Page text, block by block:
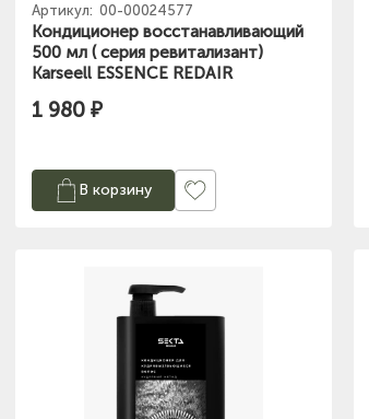
Артикул: 00-00024577
Кондиционер восстанавливающий
500 мл ( серия ревитализант)
Karseell ESSENCE REDAIR
1 980 ₽
В корзину